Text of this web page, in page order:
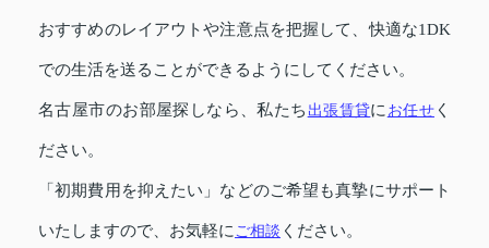
おすすめのレイアウトや注意点を把握して、快適な1DK
での生活を送ることができるようにしてください。
名古屋市のお部屋探しなら、私たち 出張賃貸に お任せ く
ださい。
「初期費用を抑えたい」などのご希望も真摯にサポート
いたしますので、お気軽に ご相談 ください。